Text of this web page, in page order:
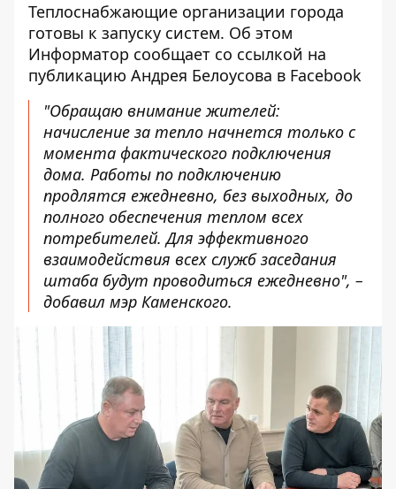
Теплоснабжающие организации города
готовы к запуску систем. Об этом
Информатор сообщает со ссылкой на
публикацию Андрея Белоусова в Facebook
"Обращаю внимание жителей:
начисление за тепло начнется только с
момента фактического подключения
дома. Работы по подключению
продлятся ежедневно, без выходных, до
полного обеспечения теплом всех
потребителей. Для эффективного
взаимодействия всех служб заседания
штаба будут проводиться ежедневно", –
добавил мэр Каменского.